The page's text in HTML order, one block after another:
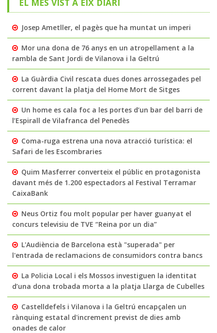
EL MÉS VIST A EIX DIARI
Josep Ametller, el pagès que ha muntat un imperi
Mor una dona de 76 anys en un atropellament a la
rambla de Sant Jordi de Vilanova i la Geltrú
La Guàrdia Civil rescata dues dones arrossegades pel
corrent davant la platja del Home Mort de Sitges
Un home es cala foc a les portes d’un bar del barri de
l’Espirall de Vilafranca del Penedès
Coma-ruga estrena una nova atracció turística: el
Safari de les Escombraries
Quim Masferrer converteix el públic en protagonista
davant més de 1.200 espectadors al Festival Terramar
CaixaBank
Neus Ortiz fou molt popular per haver guanyat el
concurs televisiu de TVE “Reina por un dia”
L'Audiència de Barcelona està "superada" per
l'entrada de reclamacions de consumidors contra bancs
La Policia Local i els Mossos investiguen la identitat
d’una dona trobada morta a la platja Llarga de Cubelles
Castelldefels i Vilanova i la Geltrú encapçalen un
rànquing estatal d'increment previst de dies amb
onades de calor